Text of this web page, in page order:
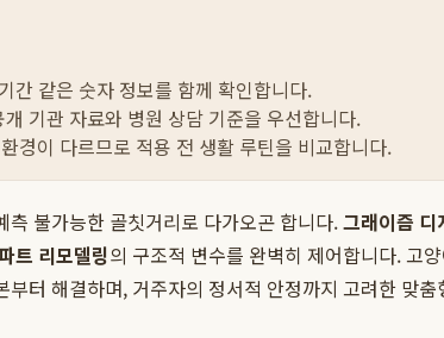
간 같은 숫자 정보를 함께 확인합니다.
기관 자료와 병원 상담 기준을 우선합니다.
경이 다르므로 적용 전 생활 루틴을 비교합니다.
측 불가능한 골칫거리로 다가오곤 합니다.그래이즘 디
트 리모델링의 구조적 변수를 완벽히 제어합니다. 고
부터 해결하며, 거주자의 정서적 안정까지 고려한 맞